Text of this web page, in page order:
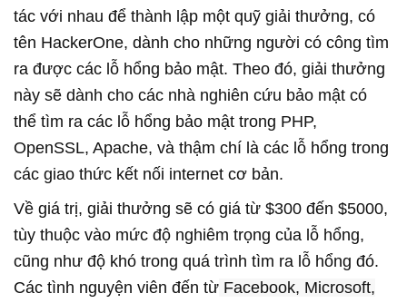
tác với nhau để thành lập một quỹ giải thưởng, có
tên HackerOne, dành cho những người có công tìm
ra được các lỗ hổng bảo mật. Theo đó, giải thưởng
này sẽ dành cho các nhà nghiên cứu bảo mật có
thể tìm ra các lỗ hổng bảo mật trong PHP,
OpenSSL, Apache, và thậm chí là các lỗ hổng trong
các giao thức kết nối internet cơ bản.
Về giá trị, giải thưởng sẽ có giá từ $300 đến $5000,
tùy thuộc vào mức độ nghiêm trọng của lỗ hổng,
cũng như độ khó trong quá trình tìm ra lỗ hổng đó.
Các tình nguyện viên đến từ Facebook, Microsoft,